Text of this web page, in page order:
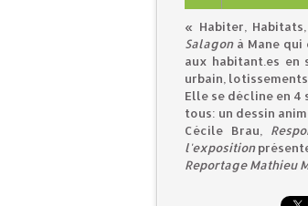
« Habiter,
Salagonà Mane qui
aux habitant.es
urbain,
Elle se décline en
tous: un dessin
Cécile Brau,
l'exposition
Reportage Mathieu